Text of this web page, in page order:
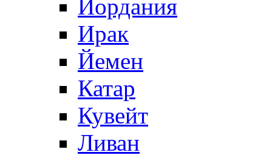
Иордания
Ирак
Йемен
Катар
Кувейт
Ливан